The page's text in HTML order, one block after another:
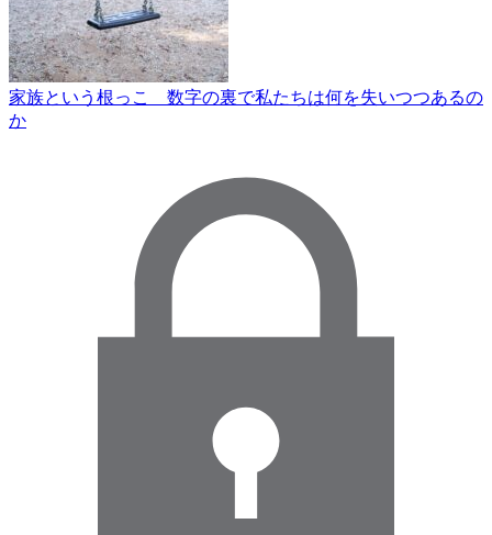
家族という根っこ 数字の裏で私たちは何を失いつつあるの
か